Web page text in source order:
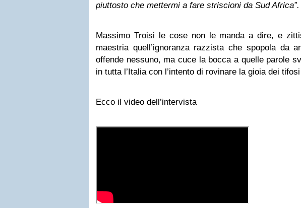
piuttosto che mettermi a fare striscioni da Sud Africa”.
Massimo Troisi le cose non le manda a dire, e
maestria quell’ignoranza razzista che spopola da
offende nessuno, ma cuce la bocca a quelle parole
in tutta l’Italia con l’intento di rovinare la gioia dei
Ecco il video dell’intervista